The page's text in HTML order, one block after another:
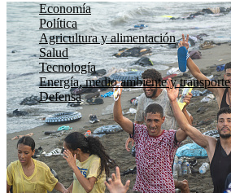
Economía
Política
Agricultura y alimentación
Salud
Tecnología
Energía, medio ambiente y transporte
Defensa